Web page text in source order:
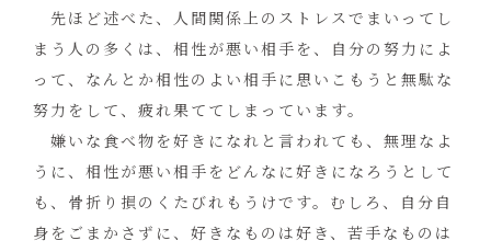
先ほど述べた、人間関係上のストレスでまいってし
まう人の多くは、相性が悪い相手を、自分の努力によ
って、なんとか相性のよい相手に思いこもうと無駄な
努力をして、疲れ果ててしまっています。
嫌いな食べ物を好きになれと言われても、無理なよ
うに、相性が悪い相手をどんなに好きになろうとして
も、骨折り損のくたびれもうけです。むしろ、自分自
身をごまかさずに、好きなものは好き、苦手なものは